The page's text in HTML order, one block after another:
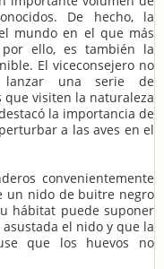
De hecho, la
mundo en el que más
ello, es también la
El viceconsejero no
una serie de
que visiten la naturaleza
la importancia de
a las aves en el
convenientemente
un nido de buitre negro
hábitat puede suponer
el nido y que la
que los huevos no